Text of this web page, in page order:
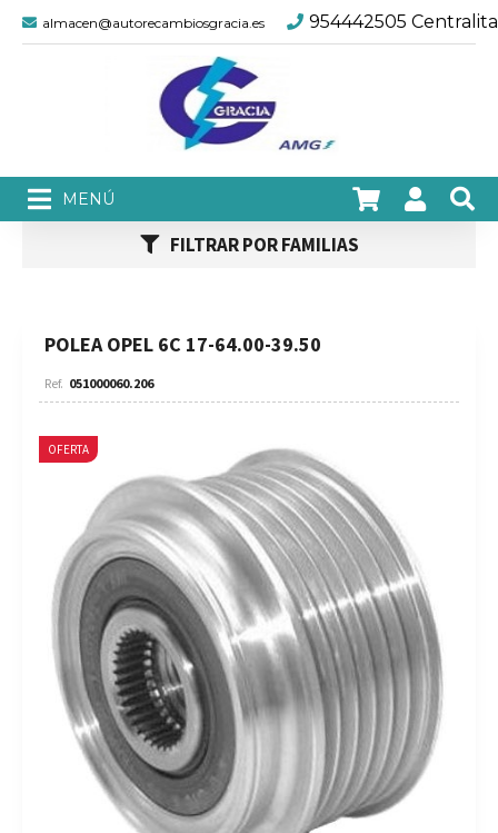
almacen@autorecambiosgracia.es 954442505 Centralita
FILTRAR POR FAMILIAS
POLEA OPEL 6C 17-64.00-39.50
051000060.206
OFERTA